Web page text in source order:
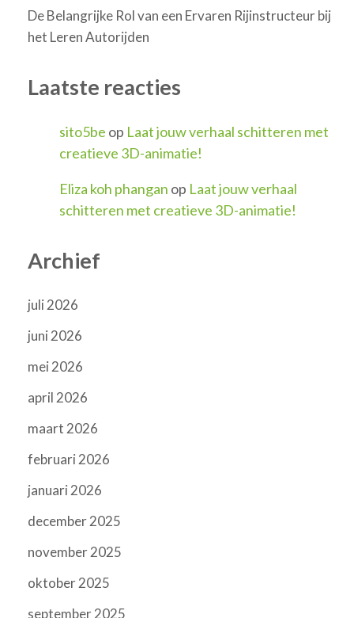
De Belangrijke Rol van een Ervaren Rijinstructeur bij
het Leren Autorijden
Laatste reacties
sito5be op Laat jouw verhaal schitteren met
creatieve 3D-animatie!
Eliza koh phangan op Laat jouw verhaal
schitteren met creatieve 3D-animatie!
Archief
juli 2026
juni 2026
mei 2026
april 2026
maart 2026
februari 2026
januari 2026
december 2025
november 2025
oktober 2025
september 2025